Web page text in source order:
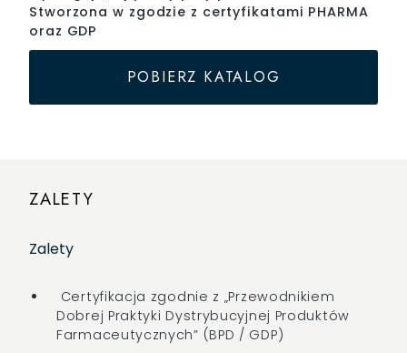
Stworzona w zgodzie z certyfikatami PHARMA
oraz GDP
POBIERZ KATALOG
ZALETY
Zalety
Certyfikacja zgodnie z „Przewodnikiem
Dobrej Praktyki Dystrybucyjnej Produktów
Farmaceutycznych” (BPD / GDP)